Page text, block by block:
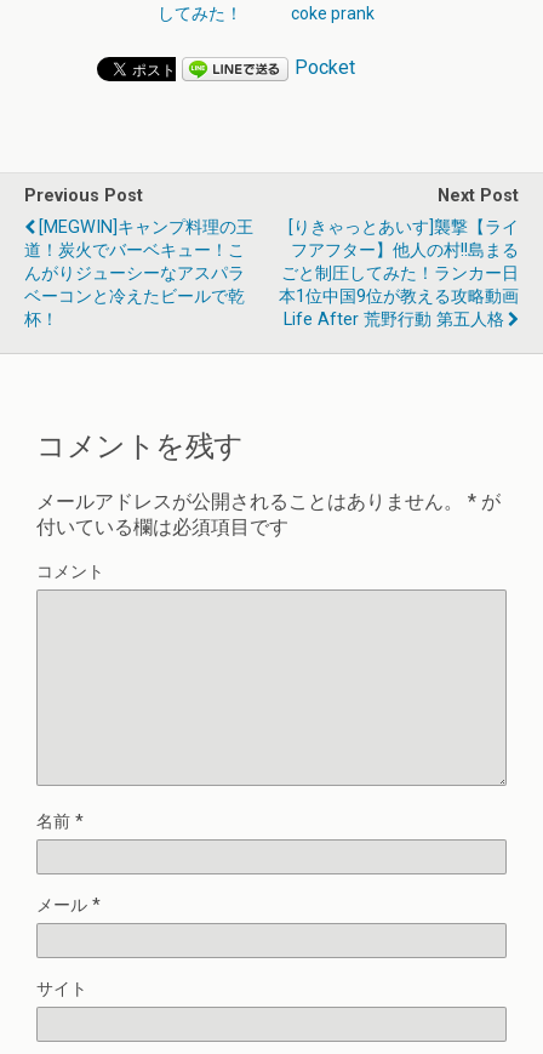
してみた！
coke prank
Pocket
Previous Post
[MEGWIN]キャンプ料理の王
道！炭火でバーベキュー！こ
んがりジューシーなアスパラ
ベーコンと冷えたビールで乾
杯！
Next Post
[りきゃっとあいす]襲撃【ライ
フアフター】他人の村!!島まる
ごと制圧してみた！ランカー日
本1位中国9位が教える攻略動画
Life After 荒野行動 第五人格
コメントを残す
メールアドレスが公開されることはありません。 * が
付いている欄は必須項目です
コメント
名前 *
メール *
サイト